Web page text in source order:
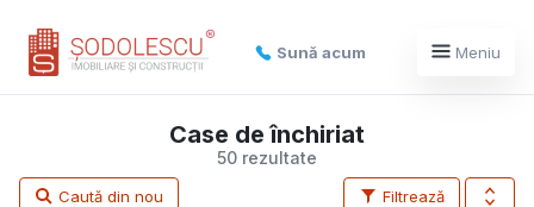
Sună acum Meniu
50 rezultate
Case de închiriat
Filtrează
Caută din nou